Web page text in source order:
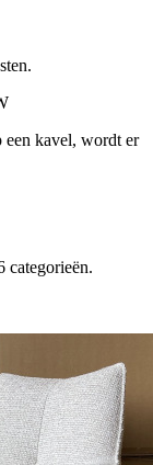
een kavel, wordt er
categorieën.